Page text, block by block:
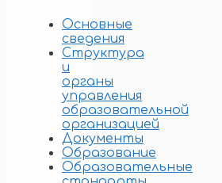
Основные
сведения
Структура
и
органы
управления
образовательной
организацией
Документы
Образование
Образовательные